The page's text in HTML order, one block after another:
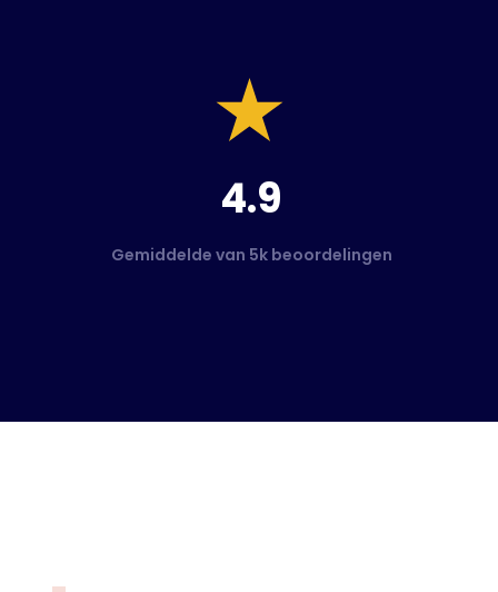
4.9
Gemiddelde van 5k beoordelingen